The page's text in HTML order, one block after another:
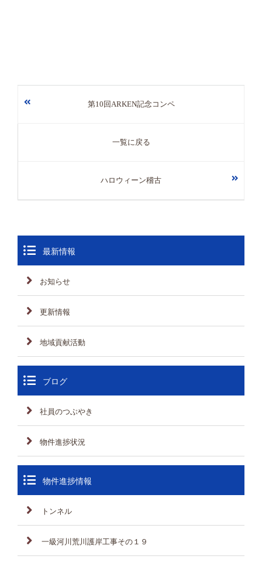
第10回ARKEN記念コンペ
一覧に戻る
ハロウィーン稽古
最新情報
お知らせ
更新情報
地域貢献活動
ブログ
社員のつぶやき
物件進捗状況
物件進捗情報
トンネル
一級河川荒川護岸工事その１９